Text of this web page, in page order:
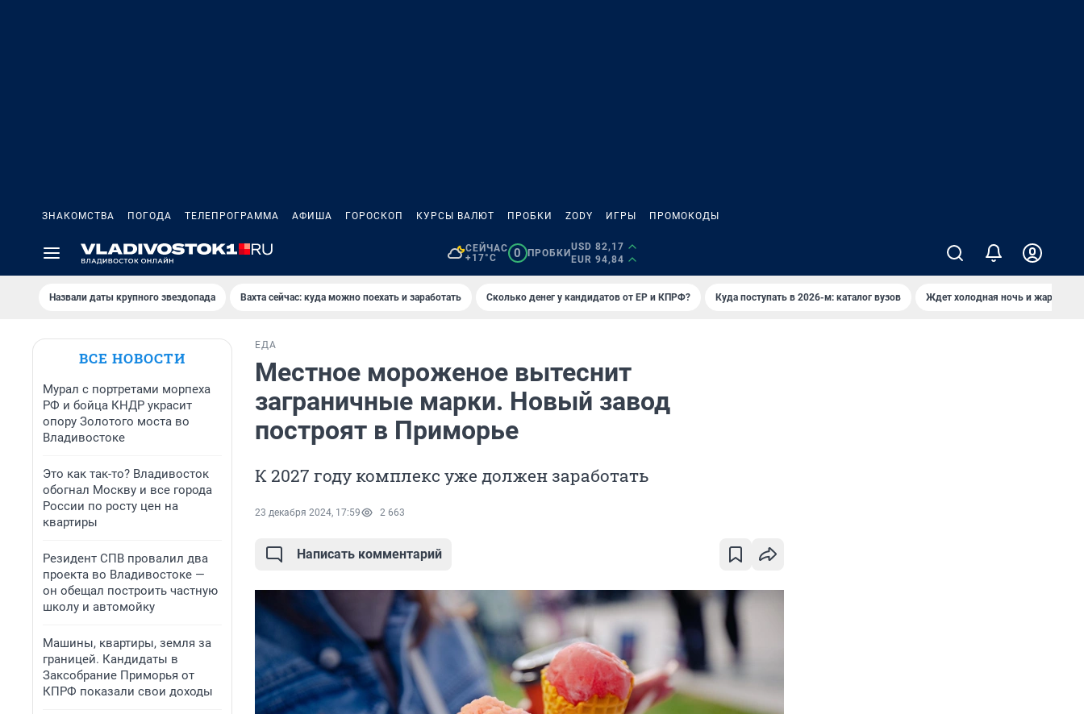
ЗНАКОМСТВА ПОГОДА ТЕЛЕПРОГРАММА АФИША ГОРОСКОП КУРСЫ ВАЛЮТ ПРОБКИ ZODY ИГРЫ ПРОМОКОДЫ
СЕЙЧАС
+17°C
0 ПРОБКИ
USD 82,17
EUR 94,84
Назвали даты крупного звездопада Вахта сейчас: куда можно поехать и заработать Сколько денег у кандидатов от ЕР и КПРФ? Куда поступать в 2026-м: каталог вузов Ждет холодная ночь и жаркий
ВСЕ НОВОСТИ
Мурал с портретами морпеха
РФ и бойца КНДР украсит
опору Золотого моста во
Владивостоке
Это как так-то? Владивосток
обогнал Москву и все города
России по росту цен на
квартиры
Резидент СПВ провалил два
проекта во Владивостоке —
он обещал построить частную
школу и автомойку
Машины, квартиры, земля за
границей. Кандидаты в
Заксобрание Приморья от
КПРФ показали свои доходы
ЕДА
Местное мороженое вытеснит
заграничные марки. Новый завод
построят в Приморье
К 2027 году комплекс уже должен заработать
23 декабря 2024, 17:59 2 663
Написать комментарий